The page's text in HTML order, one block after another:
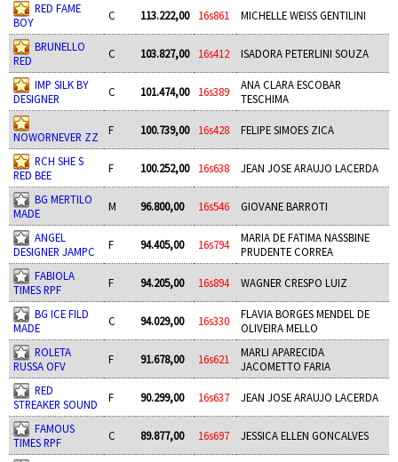
RED FAME
BOY
C 113.222,00 16s861 MICHELLE WEISS GENTILINI
BRUNELLO
RED
C 103.827,00 16s412 ISADORA PETERLINI SOUZA
IMP SILK BY
DESIGNER
C 101.474,00 16s389
ANA CLARA ESCOBAR
TESCHIMA
NOWORNEVER ZZ F 100.739,00 16s428 FELIPE SIMOES ZICA
RCH SHE S
RED BEE
F 100.252,00 16s638 JEAN JOSE ARAUJO LACERDA
BG MERTILO
MADE
M 96.800,00 16s546 GIOVANE BARROTI
ANGEL
DESIGNER JAMPC
F 94.405,00 16s794
MARIA DE FATIMA NASSBINE
PRUDENTE CORREA
FABIOLA
TIMES RPF
F 94.205,00 16s894 WAGNER CRESPO LUIZ
BG ICE FILD
MADE
C 94.029,00 16s330
FLAVIA BORGES MENDEL DE
OLIVEIRA MELLO
ROLETA
RUSSA OFV
F 91.678,00 16s621
MARLI APARECIDA
JACOMETTO FARIA
RED
STREAKER SOUND
F 90.299,00 16s637 JEAN JOSE ARAUJO LACERDA
FAMOUS
TIMES RPF
C 89.877,00 16s697 JESSICA ELLEN GONCALVES